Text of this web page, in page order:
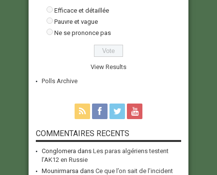
Efficace et détaillée
Pauvre et vague
Ne se prononce pas
View Results
Polls Archive
COMMENTAIRES RECENTS
Conglomera dans Les paras algériens testent
l’AK12 en Russie
Mounirmarsa dans Ce que l’on sait de l’incident